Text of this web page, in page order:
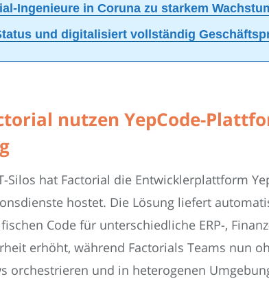
Ingenieure in Coruna zu starkem
und digitalisiert vollständig
nutzen YepCode-
Silos hat Factorial die Entwicklerplattform
hostet. Die Lösung liefert
Code für unterschiedliche ERP-,
erhöht, während Factorials Teams nun
orchestrieren und in heterogenen